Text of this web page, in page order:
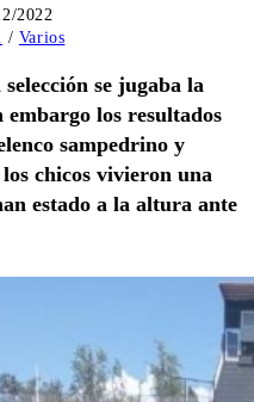
2022
/ Varios
se jugaba la
los resultados
sampedrino y
chicos vivieron una
estado a la altura ante